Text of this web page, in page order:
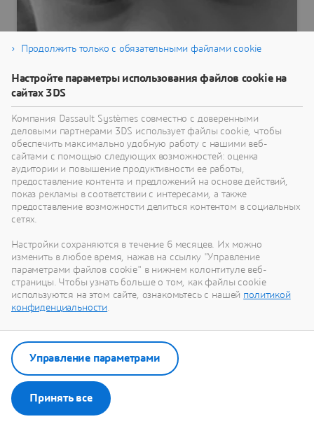
Enginuity
Enginuity ENOVIA расширяет возможности
для отраслей, основанных на работе с
формулами.
Знакомство с ENOVIA
2010
Продолжить только с обязательными файлами cookie
Настройте параметры использования файлов cookie на
сайтах 3DS
Компания Dassault Systèmes совместно с доверенными
деловыми партнерами 3DS использует файлы cookie, чтобы
обеспечить максимально удобную работу с нашими веб-
сайтами с помощью следующих возможностей: оценка
аудитории и повышение продуктивности ее работы,
предоставление контента и предложений на основе действий,
показ рекламы в соответствии с интересами, а также
предоставление возможности делиться контентом в социальных
сетях.
Настройки сохраняются в течение 6 месяцев. Их можно
изменить в любое время, нажав на ссылку "Управление
параметрами файлов cookie" в нижнем колонтитуле веб-
страницы. Чтобы узнать больше о том, как файлы cookie
используются на этом сайте, ознакомьтесь с нашей политикой
конфиденциальности.
Принять все
Управление параметрами